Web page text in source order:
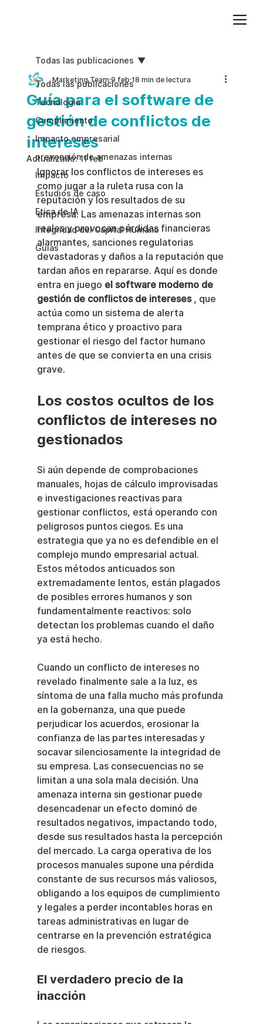
Todas las publicaciones
Tecnologia
Cumplimiento
Impacto empresarial
prevención de amenazas internas
Impacto
Estudios de caso
Etica de IA
Integridad del Capital Humano
Guias
Todas las publicaciones
Guía para el software de
gestión de conflictos de
intereses
Marketing Team 9 feb 18 min de lectura
Actualizado:11 feb
Ignorar los conflictos de intereses es
como jugar a la ruleta rusa con la
reputación y los resultados de su
empresa. Las amenazas internas son
reales y provocan pérdidas financieras
alarmantes, sanciones regulatorias
devastadoras y daños a la reputación que
tardan años en repararse. Aquí es donde
entra en juego el software moderno de
gestión de conflictos de intereses , que
actúa como un sistema de alerta
temprana ético y proactivo para
gestionar el riesgo del factor humano
antes de que se convierta en una crisis
grave.
Los costos ocultos de los
conflictos de intereses no
gestionados
Si aún depende de comprobaciones
manuales, hojas de cálculo improvisadas
e investigaciones reactivas para
gestionar conflictos, está operando con
peligrosos puntos ciegos. Es una
estrategia que ya no es defendible en el
complejo mundo empresarial actual.
Estos métodos anticuados son
extremadamente lentos, están plagados
de posibles errores humanos y son
fundamentalmente reactivos: solo
detectan los problemas cuando el daño
ya está hecho.
Cuando un conflicto de intereses no
revelado finalmente sale a la luz, es
síntoma de una falla mucho más profunda
en la gobernanza, una que puede
perjudicar los acuerdos, erosionar la
confianza de las partes interesadas y
socavar silenciosamente la integridad de
su empresa. Las consecuencias no se
limitan a una sola mala decisión. Una
amenaza interna sin gestionar puede
desencadenar un efecto dominó de
resultados negativos, impactando todo,
desde sus resultados hasta la percepción
del mercado. La carga operativa de los
procesos manuales supone una pérdida
constante de sus recursos más valiosos,
obligando a los equipos de cumplimiento
y legales a perder incontables horas en
tareas administrativas en lugar de
centrarse en la prevención estratégica
de riesgos.
El verdadero precio de la
inacción